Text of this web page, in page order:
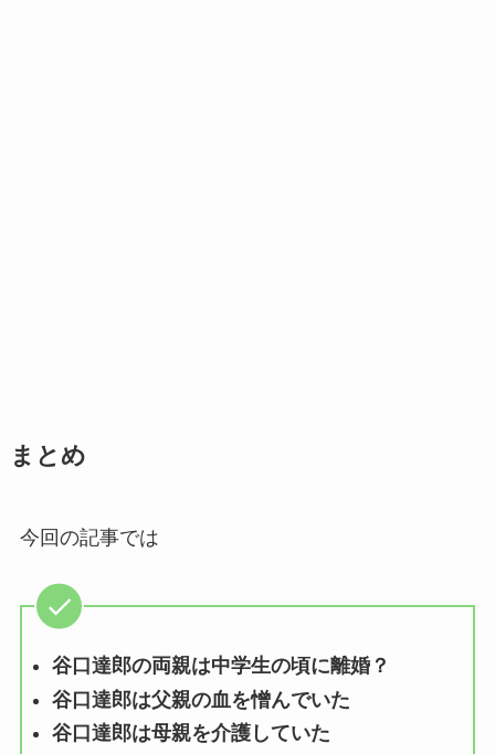
まとめ
今回の記事では
谷口達郎の両親は中学生の頃に離婚？
谷口達郎は父親の血を憎んでいた
谷口達郎は母親を介護していた